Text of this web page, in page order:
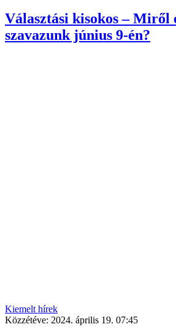
Választási kisokos – Miről
szavazunk június 9-én?
Kiemelt hírek
Közzétéve: 2024. április 19. 07:45